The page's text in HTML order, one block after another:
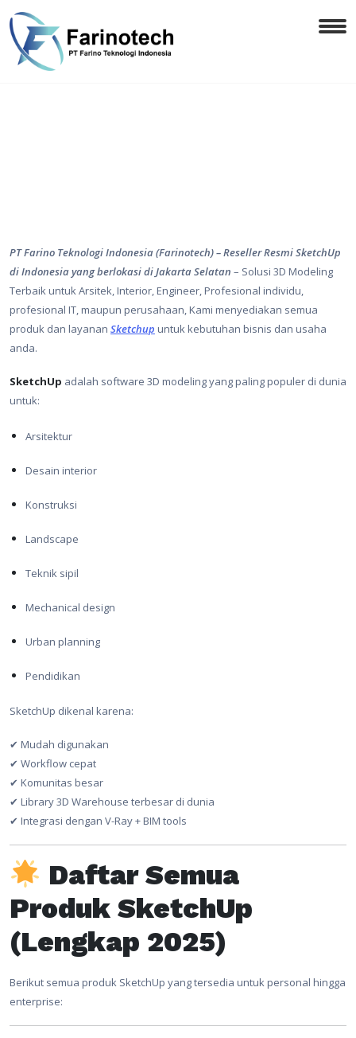
PT Farino Teknologi Indonesia (Farinotech) – Reseller Resmi SketchUp
di Indonesia yang berlokasi di Jakarta Selatan – Solusi 3D Modeling
Terbaik untuk Arsitek, Interior, Engineer, Profesional individu,
profesional IT, maupun perusahaan, Kami menyediakan semua
produk dan layanan Sketchup untuk kebutuhan bisnis dan usaha
anda.
SketchUp adalah software 3D modeling yang paling populer di dunia
untuk:
Arsitektur
Desain interior
Konstruksi
Landscape
Teknik sipil
Mechanical design
Urban planning
Pendidikan
SketchUp dikenal karena:
✔ Mudah digunakan
✔ Workflow cepat
✔ Komunitas besar
✔ Library 3D Warehouse terbesar di dunia
✔ Integrasi dengan V-Ray + BIM tools
Daftar Semua
Produk SketchUp
(Lengkap 2025)
Berikut semua produk SketchUp yang tersedia untuk personal hingga
enterprise: